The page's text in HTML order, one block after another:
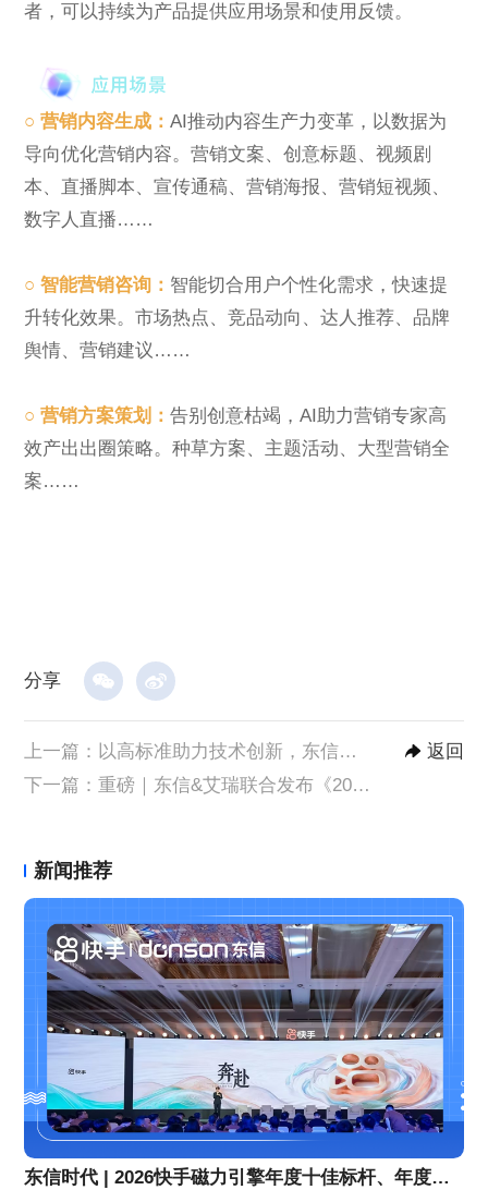
者，可以持续为产品提供应用场景和使用反馈。
○ 营销内容生成：AI推动内容生产力变革，以数据为
导向优化营销内容。营销文案、创意标题、视频剧
本、直播脚本、宣传通稿、营销海报、营销短视频、
数字人直播……
○ 智能营销咨询： 智能切合用户个性化需求，快速提
升转化效果。市场热点、竞品动向、达人推荐、品牌
舆情、营销建议……
○ 营销方案策划：告别创意枯竭，AI助力营销专家高
效产出出圈策略。种草方案、主题活动、大型营销全
案……
分享
上一篇：
以高标准助力技术创新，东信云通过ISO9001质量管理体系认证
下一篇：
重磅｜东信&艾瑞联合发布《2023年中国营销领域AIGC技术应用研究报告》
返回
新闻推荐
东信时代 | 2026快手磁力引擎年度十佳标杆、年度优秀合作伙伴！